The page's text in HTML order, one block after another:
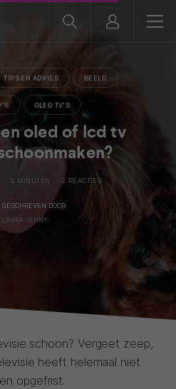
TIPS EN ADVIES BEELD
OLED TV'S
oled of lcd tv
5 MINUTEN 2 REACTIES
GESCHREVEN DOOR
LAURA JENNY
schoon? Vergeet zeep,
heeft helemaal niet
opgefrist.